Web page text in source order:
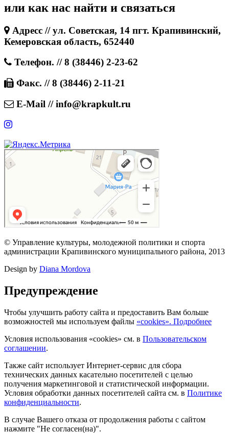
или как нас найти и связаться
Адресс // ул. Советская, 14 пгт. Крапивинский,
Кемеровская область, 652440
Телефон. // 8 (38446) 2-23-62
Факс. // 8 (38446) 2-11-21
E-Mail // info@krapkult.ru
© Управление культуры, молодежной политики и спорта
администрации Крапивинского муниципального района, 2013
Design by Diana Mordova
Предупреждение
Чтобы улучшить работу сайта и предоставить Вам больше
возможностей мы используем файлы «cookies». Подробнее
Условия использования «cookies» см. в Пользовательском
соглашении.
Также сайт использует Интернет-сервис для сбора
технических данных касательно посетителей с целью
получения маркетинговой и статистической информации.
Условия обработки данных посетителей сайта см. в Политике
конфиденциальности.
В случае Вашего отказа от продолжения работы с сайтом
нажмите "Не согласен(на)".